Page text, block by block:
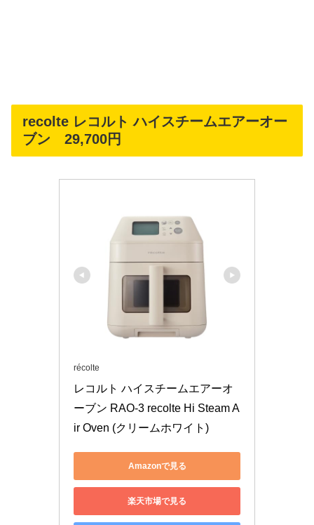
recolte レコルト ハイスチームエアーオー
ブン 29,700円
récolte
レコルト ハイスチームエアーオ
ーブン RAO-3 recolte Hi Steam A
ir Oven (クリームホワイト)
Amazonで見る
楽天市場で見る